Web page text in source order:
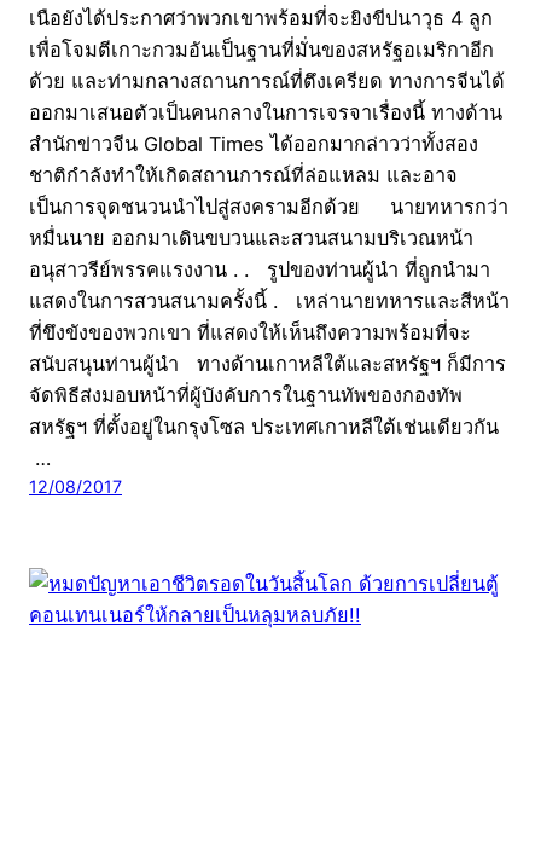
เนือยังได้ประกาศว่าพวกเขาพร้อมที่จะยิงขีปนาวุธ 4 ลูก
เพื่อโจมตีเกาะกวมอันเป็นฐานที่มั่นของสหรัฐอเมริกาอีก
ด้วย และท่ามกลางสถานการณ์ที่ตึงเครียด ทางการจีนได้
ออกมาเสนอตัวเป็นคนกลางในการเจรจาเรื่องนี้ ทางด้าน
สำนักข่าวจีน Global Times ได้ออกมากล่าวว่าทั้งสอง
ชาติกำลังทำให้เกิดสถานการณ์ที่ล่อแหลม และอาจ
เป็นการจุดชนวนนำไปสู่สงครามอีกด้วย นายทหารกว่า
หมื่นนาย ออกมาเดินขบวนและสวนสนามบริเวณหน้า
อนุสาวรีย์พรรคแรงงาน . . รูปของท่านผู้นำ ที่ถูกนำมา
แสดงในการสวนสนามครั้งนี้ . เหล่านายทหารและสีหน้า
ที่ขึงขังของพวกเขา ที่แสดงให้เห็นถึงความพร้อมที่จะ
สนับสนุนท่านผู้นำ ทางด้านเกาหลีใต้และสหรัฐฯ ก็มีการ
จัดพิธีส่งมอบหน้าที่ผู้บังคับการในฐานทัพของกองทัพ
สหรัฐฯ ที่ตั้งอยู่ในกรุงโซล ประเทศเกาหลีใต้เช่นเดียวกัน
…
12/08/2017